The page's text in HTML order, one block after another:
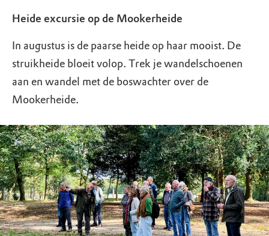
Heide excursie op de Mookerheide
In augustus is de paarse heide op haar mooist. De
struikheide bloeit volop. Trek je wandelschoenen
aan en wandel met de boswachter over de
Mookerheide.